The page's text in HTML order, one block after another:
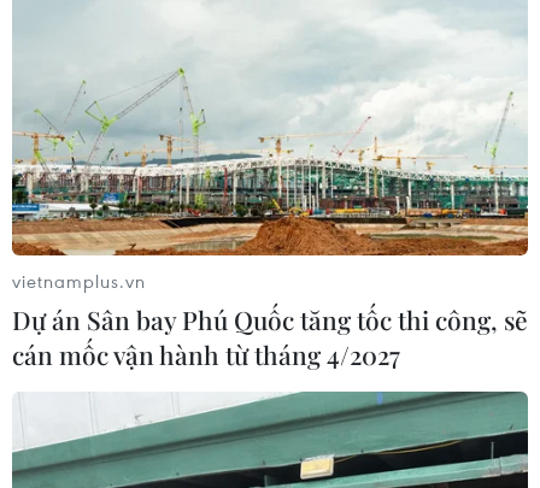
Siết giám định, kiểm soát chặt chi
phí khám chữa bệnh bảo hiểm y tế
02/08/2026 10:10
Điều trị hiệu quả ca ung thư phổi
mang đồng thời hai đột biến gen
hiếm gặp
02/08/2026 05:58
Giao chỉ tiêu bao phủ bảo hiểm y tế
toàn quốc đạt 100% vào năm 2030
02/08/2026 04:54
vietnamplus.vn
Dự án Sân bay Phú Quốc tăng tốc thi công, sẽ
cán mốc vận hành từ tháng 4/2027